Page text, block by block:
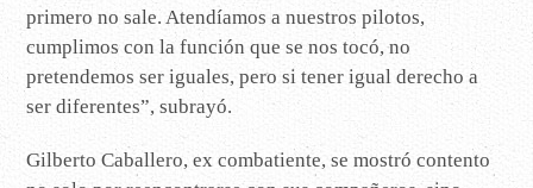
primero no sale. Atendíamos a nuestros pilotos,
cumplimos con la función que se nos tocó, no
pretendemos ser iguales, pero si tener igual derecho a
ser diferentes”, subrayó.
Gilberto Caballero, ex combatiente, se mostró contento